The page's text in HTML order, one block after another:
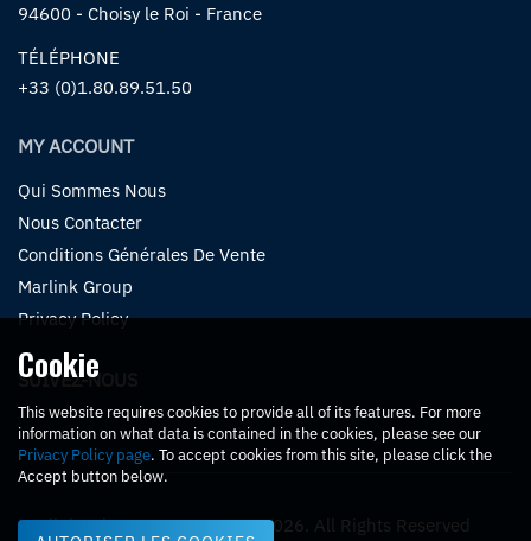
Cookie
This website requires cookies to provide all of its features. For more
information on what data is contained in the cookies, please see our
Privacy Policy page. To accept cookies from this site, please click the
Accept button below.
94600 - Choisy le Roi - France
TÉLÉPHONE
+33 (0)1.80.89.51.50
MY ACCOUNT
Qui Sommes Nous
Nous Contacter
Conditions Générales De Vente
Marlink Group
Privacy Policy
SUIVEZ-NOUS
Marlink Eshop eCommerce. © 2026. All Rights Reserved